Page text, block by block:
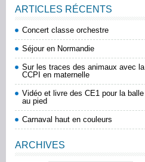
ARTICLES RÉCENTS
Concert classe orchestre
Séjour en Normandie
Sur les traces des animaux avec la
CCPI en maternelle
Vidéo et livre des CE1 pour la balle
au pied
Carnaval haut en couleurs
ARCHIVES